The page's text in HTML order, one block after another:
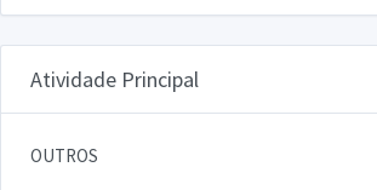
Atividade Principal
OUTROS